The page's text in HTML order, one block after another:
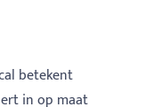
betekent
in op maat